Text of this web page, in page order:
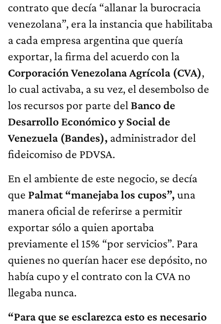
contrato que decía “allanar la burocracia
venezolana”, era la instancia que habilitaba
a cada empresa argentina que quería
exportar, la firma del acuerdo con la
Corporación Venezolana Agrícola (CVA),
lo cual activaba, a su vez, el desembolso de
los recursos por parte del Banco de
Desarrollo Económico y Social de
Venezuela (Bandes), administrador del
fideicomiso de PDVSA.
En el ambiente de este negocio, se decía
que Palmat “manejaba los cupos”,una
manera oficial de referirse a permitir
exportar sólo a quien aportaba
previamente el 15% “por servicios”. Para
quienes no querían hacer ese depósito, no
había cupo y el contrato con la CVA no
llegaba nunca.
“Para que se esclarezca esto es necesario